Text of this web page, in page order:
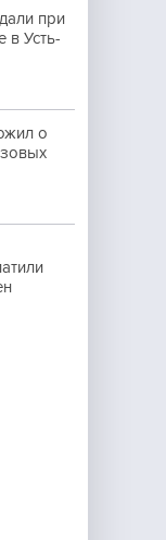
при
в Усть-
о